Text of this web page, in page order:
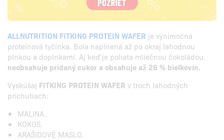
ALLNUTRITION FITKING PROTEIN WAFER je výnimočná
proteínová tyčinka. Bola naplnená až po okraj lahodnou
plnkou a doplnkami. Aj keď je poliata mliečnou čokoládou,
neobsahuje pridaný cukor a obsahuje až 26 % bielkovín.
Vyskúšaj FITKING PROTEIN WAFER v troch lahodných
príchutiach:
MALINA,
KOKOS,
ARAŠIDOVÉ MASLO.